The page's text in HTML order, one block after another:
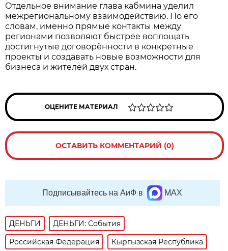
Отдельное внимание глава кабмина уделил
межрегиональному взаимодействию. По его
словам, именно прямые контакты между
регионами позволяют быстрее воплощать
достигнутые договорённости в конкретные
проекты и создавать новые возможности для
бизнеса и жителей двух стран.
ОЦЕНИТЕ МАТЕРИАЛ
ОСТАВИТЬ КОММЕНТАРИЙ (0)
Подписывайтесь на АиФ в MAX
ДЕНЬГИ
ДЕНЬГИ: События
Российская Федерация
Кыргызская Республика